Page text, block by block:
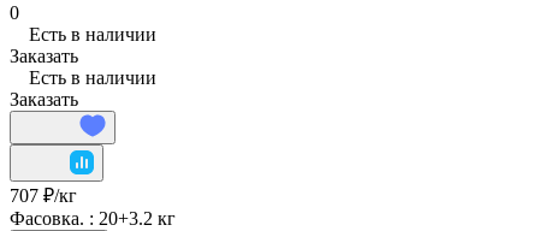
0
Есть в наличии
Заказать
Есть в наличии
Заказать
707 ₽/кг
Фасовка. : 20+3.2 кг